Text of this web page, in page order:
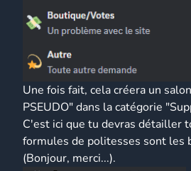
Une fois fait, cela créera un
PSEUDO" dans la catégorie
C'est ici que tu devras détailler
formules de politesses sont les
(Bonjour, merci...).